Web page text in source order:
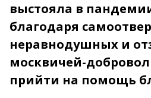
выстояла в
благодаря
неравнодушных и
москвичей-
прийти на помощь